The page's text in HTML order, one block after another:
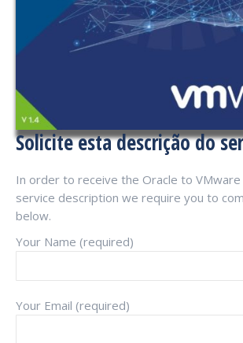
Solicite esta descrição do
In order to receive the Oracle to VMware
service description we require you to
below.
Your Name (required)
Your Email (required)